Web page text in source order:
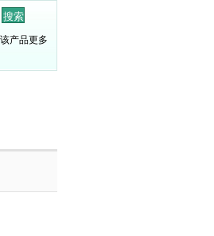
产品更多